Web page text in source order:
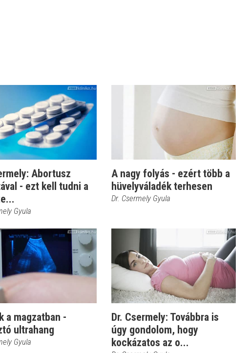
Abortusz
- ezt kell tudni a
Gyula
A nagy folyás - ezért több a
hüvelyváladék terhesen
Dr. Csermely Gyula
a magzatban -
ultrahang
Gyula
Dr. Csermely: Továbbra is
úgy gondolom, hogy
kockázatos az o...